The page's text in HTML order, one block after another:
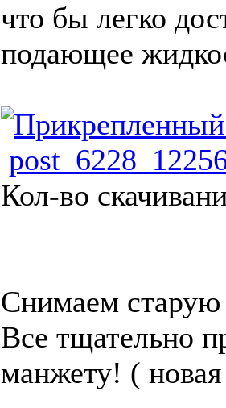
что бы легко
подающее
Кол-во
Снимаем
Все тщательно
манжету! (